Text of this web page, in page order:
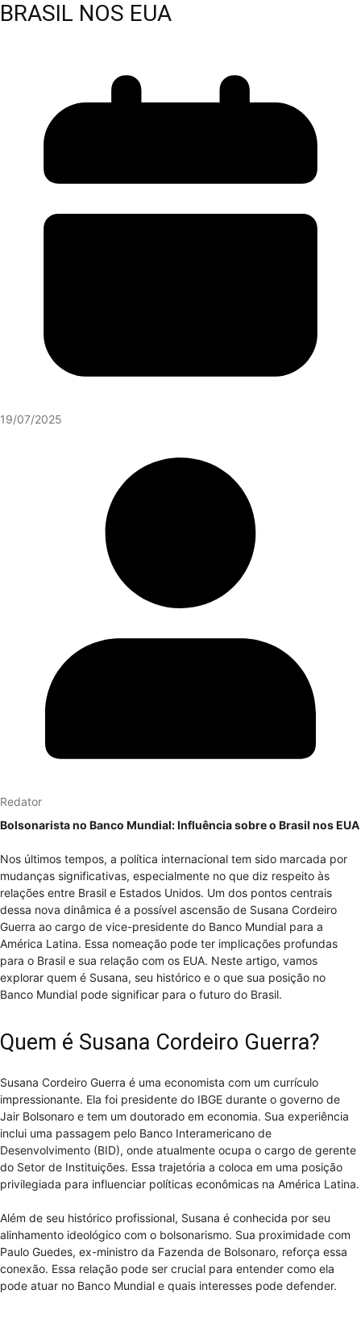
BRASIL NOS EUA
19/07/2025
Redator
Bolsonarista no Banco Mundial: Influência sobre o Brasil nos EUA
Nos últimos tempos, a política internacional tem sido marcada por
mudanças significativas, especialmente no que diz respeito às
relações entre Brasil e Estados Unidos. Um dos pontos centrais
dessa nova dinâmica é a possível ascensão de Susana Cordeiro
Guerra ao cargo de vice-presidente do Banco Mundial para a
América Latina. Essa nomeação pode ter implicações profundas
para o Brasil e sua relação com os EUA. Neste artigo, vamos
explorar quem é Susana, seu histórico e o que sua posição no
Banco Mundial pode significar para o futuro do Brasil.
Quem é Susana Cordeiro Guerra?
Susana Cordeiro Guerra é uma economista com um currículo
impressionante. Ela foi presidente do IBGE durante o governo de
Jair Bolsonaro e tem um doutorado em economia. Sua experiência
inclui uma passagem pelo Banco Interamericano de
Desenvolvimento (BID), onde atualmente ocupa o cargo de gerente
do Setor de Instituições. Essa trajetória a coloca em uma posição
privilegiada para influenciar políticas econômicas na América Latina.
Além de seu histórico profissional, Susana é conhecida por seu
alinhamento ideológico com o bolsonarismo. Sua proximidade com
Paulo Guedes, ex-ministro da Fazenda de Bolsonaro, reforça essa
conexão. Essa relação pode ser crucial para entender como ela
pode atuar no Banco Mundial e quais interesses pode defender.